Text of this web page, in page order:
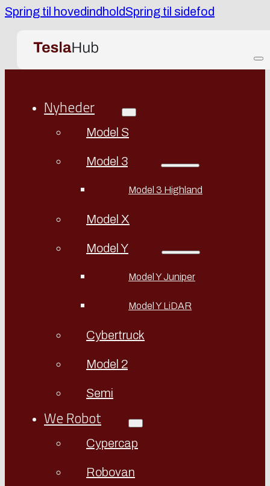
Spring til hovedindholdSpring til sidefod
Nyheder
Model S
Model 3
Model 3 Highland
Model X
Model Y
Model Y Juniper
Model Y LiDAR
Cybertruck
Model 2
Semi
We Robot
Cypercap
Robovan